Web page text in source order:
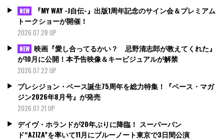
NEW
『MY WAY -J自伝-』出版1周年記念のサイン会＆プレミアム
トークショーが開催！
2026.07.28 UP
NEW 映画『愛し合ってるかい？ 忌野清志郎が教えてくれた』
が10月に公開！本予告映像＆キービジュアルが解禁
2026.07.22 UP
プレシジョン・ベース誕生75周年を総力特集！『ベース・マガ
ジン2026年8月号』が発売
2026.07.21 UP
デイヴ・ホランドが20年ぶりに降臨！ スーパーバン
ド“AZIZA”を率いて11月にブルーノート東京で3日間公演